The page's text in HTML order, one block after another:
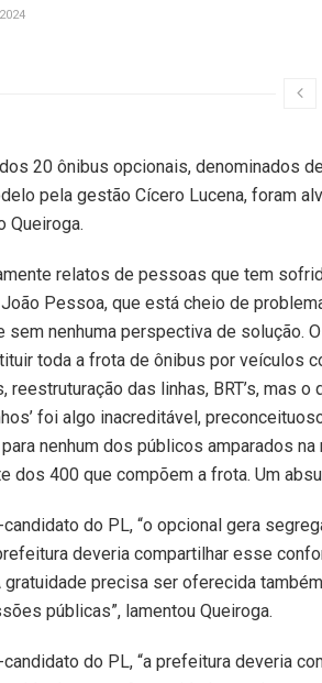
20 ônibus opcionais, denominados
pela gestão Cícero Lucena, foram
Queiroga.
relatos de pessoas que tem
Pessoa, que está cheio de
sem nenhuma perspectiva de solução.
toda a frota de ônibus por veículos
reestruturação das linhas, BRT’s, mas
foi algo inacreditável,
nenhum dos públicos amparados
dos 400 que compõem a frota. Um
do PL, “o opcional gera
deveria compartilhar esse
precisa ser oferecida
públicas”, lamentou Queiroga.
do PL, “a prefeitura deveria